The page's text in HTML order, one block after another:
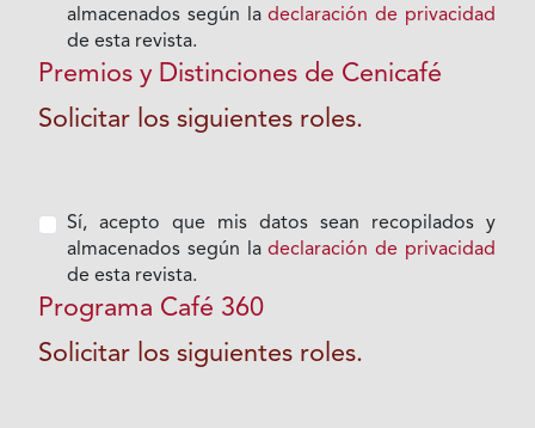
almacenados según ladeclaración de privacidad
de esta revista.
Premios y Distinciones de Cenicafé
Solicitar los siguientes roles.
Sí, acepto que mis datos sean recopilados y
almacenados según ladeclaración de privacidad
de esta revista.
Programa Café 360
Solicitar los siguientes roles.